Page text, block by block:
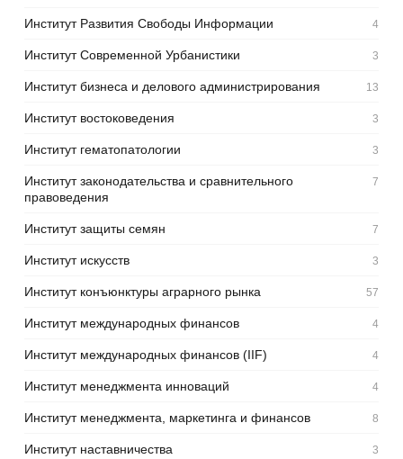
Институт Развития Свободы Информации 4
Институт Современной Урбанистики 3
Институт бизнеса и делового администрирования 13
Институт востоковедения 3
Институт гематопатологии 3
Институт законодательства и сравнительного
правоведения
7
Институт защиты семян 7
Институт искусств 3
Институт конъюнктуры аграрного рынка 57
Институт международных финансов 4
Институт международных финансов (IIF) 4
Институт менеджмента инноваций 4
Институт менеджмента, маркетинга и финансов 8
Институт наставничества 3